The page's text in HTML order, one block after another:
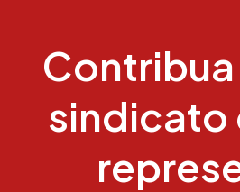
sindicato